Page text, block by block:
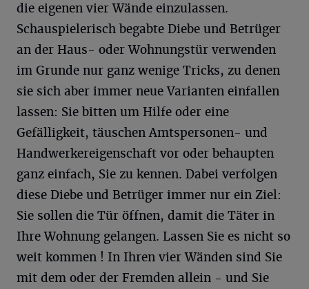
die eigenen vier Wände einzulassen.
Schauspielerisch begabte Diebe und Betrüger
an der Haus- oder Wohnungstür verwenden
im Grunde nur ganz wenige Tricks, zu denen
sie sich aber immer neue Varianten einfallen
lassen: Sie bitten um Hilfe oder eine
Gefälligkeit, täuschen Amtspersonen- und
Handwerkereigenschaft vor oder behaupten
ganz einfach, Sie zu kennen. Dabei verfolgen
diese Diebe und Betrüger immer nur ein Ziel:
Sie sollen die Tür öffnen, damit die Täter in
Ihre Wohnung gelangen. Lassen Sie es nicht so
weit kommen ! In Ihren vier Wänden sind Sie
mit dem oder der Fremden allein - und Sie